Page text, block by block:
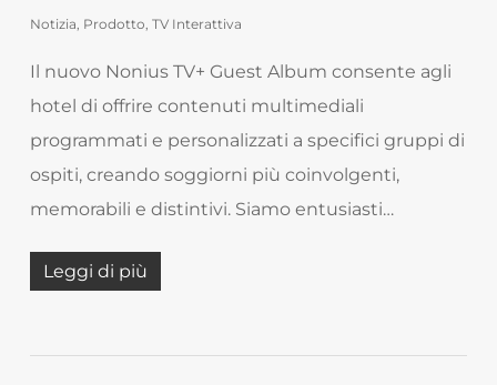
Notizia Prodotto TV Interattiva
Il nuovo Nonius TV+ Guest Album consente agli
hotel di offrire contenuti multimediali
programmati e personalizzati a specifici gruppi di
ospiti, creando soggiorni più coinvolgenti,
memorabili e distintivi. Siamo entusiasti…
Leggi di più